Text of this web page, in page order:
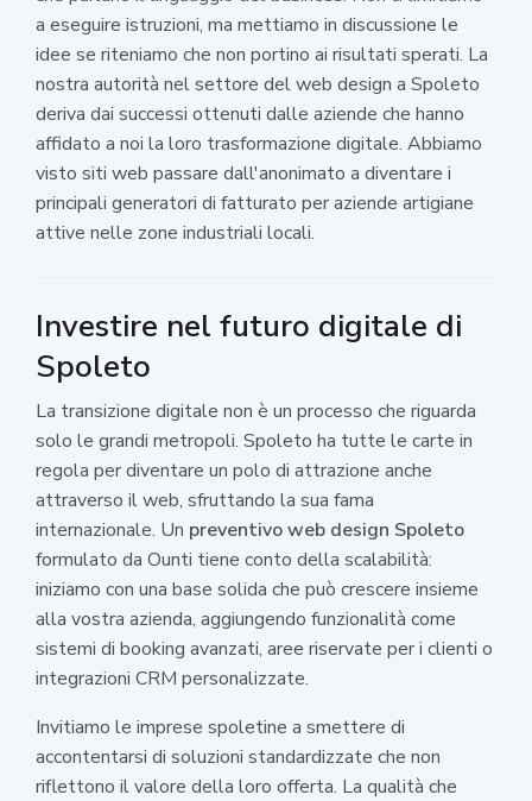
a eseguire istruzioni, ma mettiamo in discussione le
idee se riteniamo che non portino ai risultati sperati. La
nostra autorità nel settore del web design a Spoleto
deriva dai successi ottenuti dalle aziende che hanno
affidato a noi la loro trasformazione digitale. Abbiamo
visto siti web passare dall'anonimato a diventare i
principali generatori di fatturato per aziende artigiane
attive nelle zone industriali locali.
Investire nel futuro digitale di
Spoleto
La transizione digitale non è un processo che riguarda
solo le grandi metropoli. Spoleto ha tutte le carte in
regola per diventare un polo di attrazione anche
attraverso il web, sfruttando la sua fama
internazionale. Un preventivo web design Spoleto
formulato da Ounti tiene conto della scalabilità:
iniziamo con una base solida che può crescere insieme
alla vostra azienda, aggiungendo funzionalità come
sistemi di booking avanzati, aree riservate per i clienti o
integrazioni CRM personalizzate.
Invitiamo le imprese spoletine a smettere di
accontentarsi di soluzioni standardizzate che non
riflettono il valore della loro offerta. La qualità che